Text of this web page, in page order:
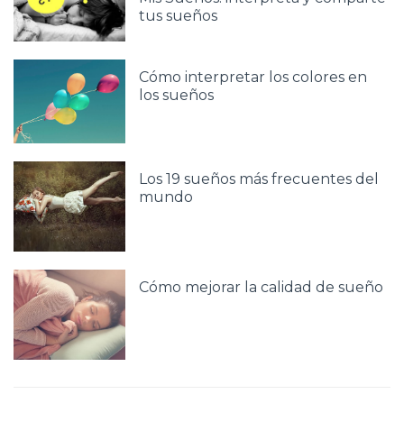
tus sueños
Cómo interpretar los colores en
los sueños
Los 19 sueños más frecuentes del
mundo
Cómo mejorar la calidad de sueño